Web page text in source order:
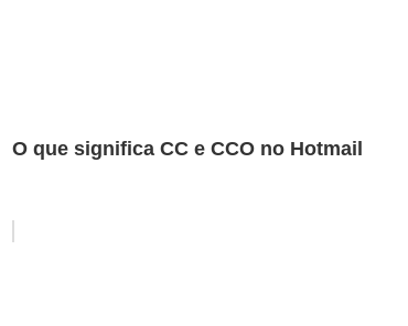
O que significa CC e CCO no Hotmail